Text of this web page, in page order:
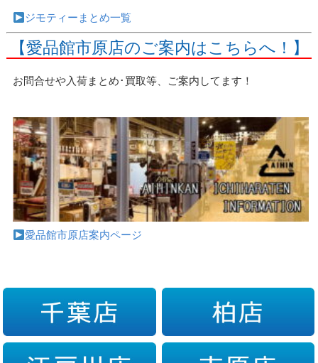
ジモティーまとめ一覧
【愛品館市原店のご案内はこちらへ！】
お問合せや入荷まとめ･買取等、ご案内してます！
愛品館市原店案内ページ